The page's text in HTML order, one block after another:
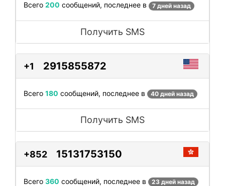
Всего 200 сообщений, последнее в 7 дней назад
Получить SMS
+1 2915855872
Всего 180 сообщений, последнее в 40 дней назад
Получить SMS
+852 15131753150
Всего 360 сообщений, последнее в 23 дней назад